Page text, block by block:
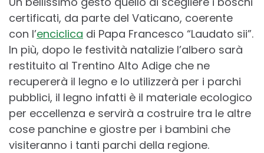
certificati, da parte del Vaticano, coerente
con l’enciclica di Papa Francesco “Laudato sii”.
In più, dopo le festività natalizie l’albero sarà
restituito al Trentino Alto Adige che ne
recupererà il legno e lo utilizzerà per i parchi
pubblici, il legno infatti è il materiale ecologico
per eccellenza e servirà a costruire tra le altre
cose panchine e giostre per i bambini che
visiteranno i tanti parchi della regione.